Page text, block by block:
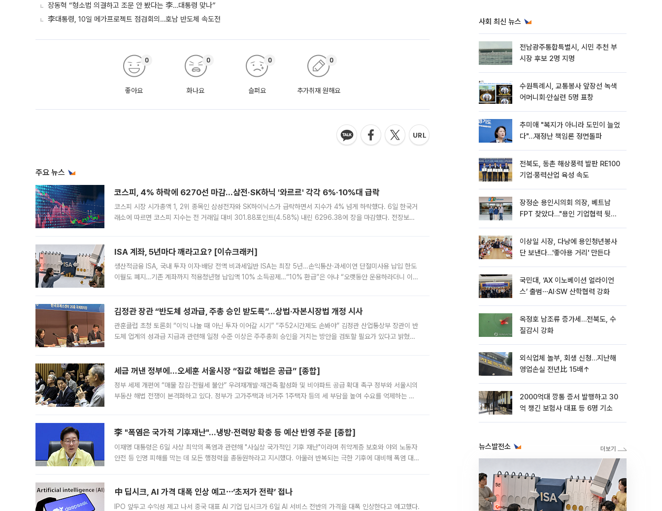
장동혁 “형소법 의결하고 조문 안 봤다는 李…대통령 맞나”
李대통령, 10일 메가프로젝트 점검회의…호남 반도체 속도전
좋아요
0
화나요
0
슬퍼요
0
추가취재 원해요
0
주요 뉴스
코스피, 4% 하락에 6270선 마감…삼전·SK하닉 '와르르' 각각 6%·10%대 급락
코스피 시장 시가총액 1, 2위 종목인 삼성전자와 SK하이닉스가 급락하면서 지수가 4% 넘게 하락했다. 6일 한국거
래소에 따르면 코스피 지수는 전 거래일 대비 301.88포인트(4.58%) 내린 6296.38에 장을 마감했다. 전장보다
ISA 계좌, 5년마다 깨라고요? [이슈크래커]
생산적금융 ISA, 국내 투자 이자·배당 전액 비과세일반 ISA는 최장 5년…손익통산·과세이연 단절미사용 납입 한도
이월도 폐지…기존 계좌까지 적용청년형 납입액 10% 소득공제…“10% 환급”은 아냐 “오랫동안 운용하라더니 이제
김정관 장관 “반도체 성과급, 주총 승인 받도록”…상법·자본시장법 개정 시사
관훈클럽 초청 토론회 “이익 나눌 때 아닌 투자 이어갈 시기” “주52시간제도 손봐야” 김정관 산업통상부 장관이 반
도체 업계의 성과급 지급과 관련해 일정 수준 이상은 주주총회 승인을 거치는 방안을 검토할 필요가 있다고 밝혔다.
세금 꺼낸 정부에…오세훈 서울시장 “집값 해법은 공급” [종합]
정부 세제 개편에 “매물 잠김·전월세 불안” 우려재개발·재건축 활성화 및 비아파트 공급 확대 촉구 정부와 서울시의
부동산 해법 전쟁이 본격화하고 있다. 정부가 고가주택과 비거주 1주택자 등의 세 부담을 높여 수요를 억제하는 카
李 "폭염은 국가적 기후재난"…냉방·전력망 확충 등 예산 반영 주문 [종합]
이재명 대통령은 6일 사상 최악의 폭염과 관련해 "사실상 국가적인 기후 재난"이라며 취약계층 보호와 야외 노동자
안전 등 인명 피해를 막는 데 모든 행정력을 총동원하라고 지시했다. 아울러 반복되는 극한 기후에 대비해 폭염 대응
中 딥시크, AI 가격 대폭 인상 예고⋯‘초저가 전략’ 접나
IPO 앞두고 수익성 제고 나서 중국 대표 AI 기업 딥시크가 6일 AI 서비스 전반의 가격을 대폭 인상한다고 예고했다.
사회 최신 뉴스
전남광주통합특별시, 시민 추천 부
시장 후보 2명 지명
수원특례시, 교통봉사 앞장선 녹색
어머니회·안실련 5명 표창
추미애 "복지가 아니라 도민이 늘었
다"…재정난 책임론 정면돌파
전북도, 동촌 해상풍력 발판 RE100
기업·풍력산업 육성 속도
장정순 용인시의회 의장, 베트남
FPT 찾았다…"용인 기업협력 뒷받
이상일 시장, 다낭에 용인청년봉사
단 보낸다…'좋아용 거리' 만든다
국민대, ‘AX 이노베이션 얼라이언
스’ 출범⋯AI·SW 산학협력 강화
옥정호 남조류 증가세…전북도, 수
질감시 강화
외식업체 놀부, 회생 신청…지난해
영업손실 전년比 15배↑
2000억대 깡통 증서 발행하고 30
억 챙긴 보험사 대표 등 6명 기소
뉴스발전소